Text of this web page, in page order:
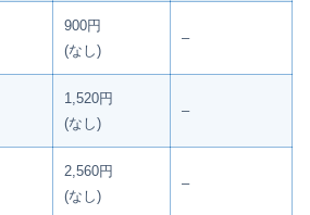
900円
(なし)
–
1,520円
(なし)
–
2,560円
(なし)
–